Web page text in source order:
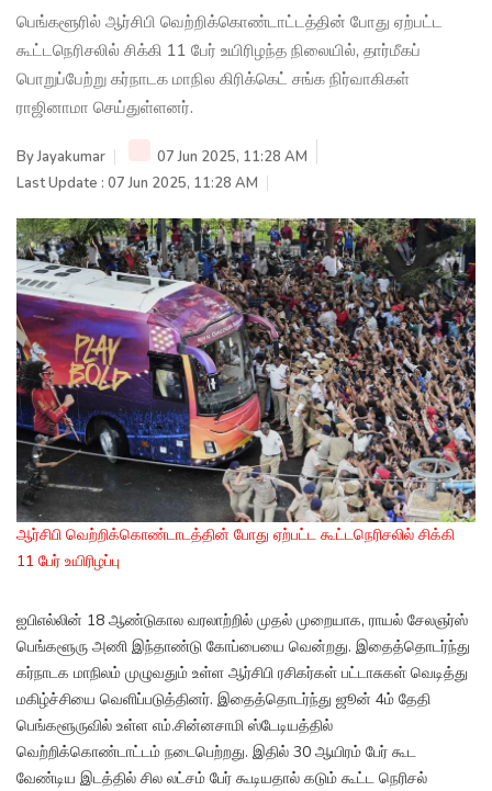
பெங்களூரில் ஆர்சிபி வெற்றிக்கொண்டாட்டத்தின் போது ஏற்பட்ட
கூட்டநெரிசலில் சிக்கி 11 பேர் உயிரிழந்த நிலையில், தார்மீகப்
பொறுப்பேற்று கர்நாடக மாநில கிரிக்கெட் சங்க நிர்வாகிகள்
ராஜினாமா செய்துள்ளனர்.
ByJayakumar
07 Jun 2025, 11:28 AM
Last Update : 07 Jun 2025, 11:28 AM
ஆர்சிபி வெற்றிக்கொண்டாடத்தின் போது ஏற்பட்ட கூட்டநெரிசலில் சிக்கி
11 பேர் உயிரிழப்பு
ஐபிஎல்லின் 18 ஆண்டுகால வரலாற்றில் முதல் முறையாக, ராயல் சேலஞர்ஸ்
பெங்களூரு அணி இந்தாண்டு கோப்பையை வென்றது. இதைத்தொடர்ந்து
கர்நாடக மாநிலம் முழுவதும் உள்ள ஆர்சிபி ரசிகர்கள் பட்டாசுகள் வெடித்து
மகிழ்ச்சியை வெளிப்படுத்தினர். இதைத்தொடர்ந்து ஜூன் 4ம் தேதி
பெங்களூருவில் உள்ள எம்.சின்னசாமி ஸ்டேடியத்தில்
வெற்றிக்கொண்டாட்டம் நடைபெற்றது. இதில் 30 ஆயிரம் பேர் கூட
வேண்டிய இடத்தில் சில லட்சம் பேர் கூடியதால் கடும் கூட்ட நெரிசல்